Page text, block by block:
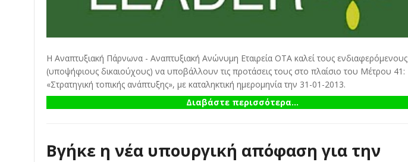
Η Αναπτυξιακή Πάρνωνα - Αναπτυξιακή Ανώνυμη Εταιρεία ΟΤΑ καλεί τους ενδιαφερόμενους
(υποψήφιους δικαιούχους) να υποβάλλουν τις προτάσεις τους στo πλαίσιο του Μέτρου 41:
«Στρατηγική τοπικής ανάπτυξης», με καταληκτική ημερομηνία την 31-01-2013.
Διαβάστε περισσότερα...
Βγήκε η νέα υπουργική απόφαση για την